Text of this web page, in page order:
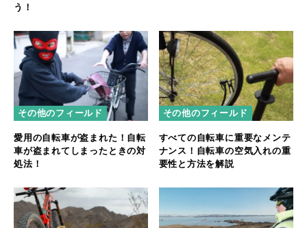
う！
その他のフィールド
愛用の自転車が盗まれた！自転
車が盗まれてしまったときの対
処法！
その他のフィールド
すべての自転車に重要なメンテ
ナンス！自転車の空気入れの重
要性と方法を解説